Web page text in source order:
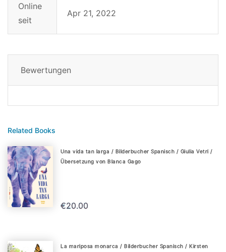
Related Books
Una vida tan larga / Bilderbucher Spanisch / Giulia Vetri /
Übersetzung von Blanca Gago
€20.00
La mariposa monarca / Bilderbucher Spanisch / Kirsten
Online
seit
Apr 21, 2022
Bewertungen